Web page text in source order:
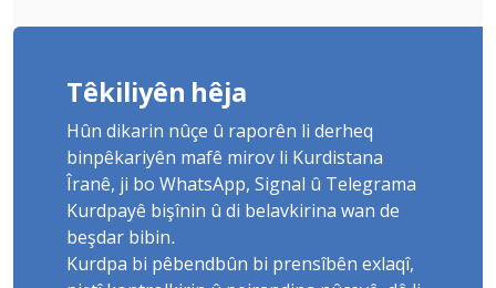
Têkiliyên hêja
Hûn dikarin nûçe û raporên li derheq
binpêkariyên mafê mirov li Kurdistana
Îranê, ji bo WhatsApp, Signal û Telegrama
Kurdpayê bişînin û di belavkirina wan de
beşdar bibin.
Kurdpa bi pêbendbûn bi prensîbên exlaqî,